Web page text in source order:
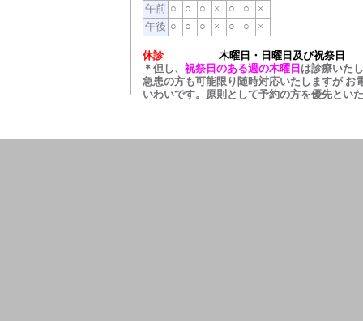
午前 ○ ○ ○ × ○ ○
×
午後 ○ ○ ○ × ○ ○ ×
休診
木曜日・日曜日及び祝祭日
＊但し、 祝祭日のある週の木曜日 は診療いた
急患の方も可能限り随時対応いたしますが お
いわいです。原則として予約の方を優先とい